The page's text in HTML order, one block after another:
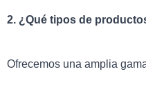
2. ¿Qué tipos de
Ofrecemos una amplia